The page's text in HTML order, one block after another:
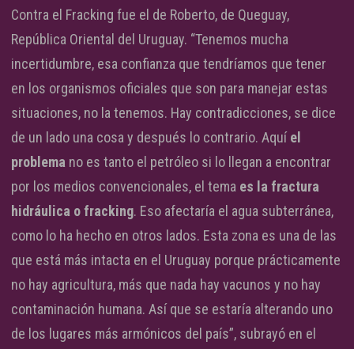
Contra el Fracking fue el de Roberto, de Queguay,
República Oriental del Uruguay. “Tenemos mucha
incertidumbre, esa confianza que tendríamos que tener
en los organismos oficiales que son para manejar estas
situaciones, no la tenemos. Hay contradicciones, se dice
de un lado una cosa y después lo contrario. Aquíel
problema no es tanto el petróleo si lo llegan a encontrar
por los medios convencionales, el tema es la fractura
hidráulica o fracking. Eso afectaría el agua subterránea,
como lo ha hecho en otros lados. Esta zona es una de las
que está más intacta en el Uruguay porque prácticamente
no hay agricultura, más que nada hay vacunos y no hay
contaminación humana. Así que se estaría alterando uno
de los lugares más armónicos del país”, subrayó en el